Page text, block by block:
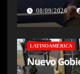
08/09/2026
LATINOAMÉRICA
Nuevo